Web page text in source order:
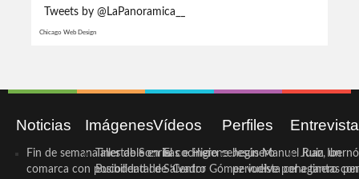
Tweets by @LaPanoramica__
Chicago Web Design
Noticias
Fin de semana inestable en la
comarca con posibilidad de
Imágenes
Taller de Sonrisas e Higiene
Bucodental de ‘Centro
Vídeos
El cocinero ceheginero
Salvador Gómez vuelve por
Perfiles
Jesús Manuel Ruiz, un
periodista ceheginero con
Juan
a tantas